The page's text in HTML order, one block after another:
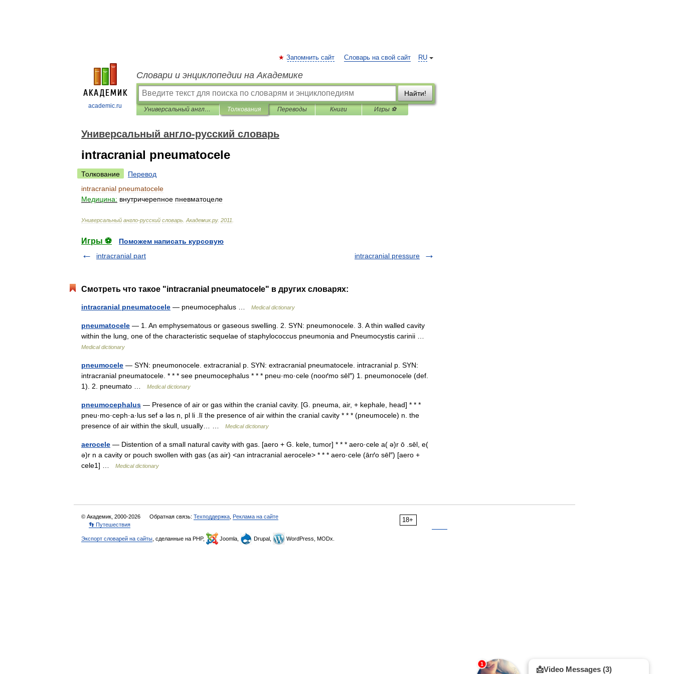
academic.ru
RU
Запомнить сайт Словарь на свой сайт
Словари и энциклопедии на Академике
Найти!
Универсальный англо-русский словарь Толкования Переводы Книги Игры ⚽
Универсальный англо-русский словарь
intracranial pneumatocele
Толкование
Перевод
intracranial pneumatocele
Медицина: внутричерепное пневматоцеле
Универсальный англо-русский словарь Академик.ру. 2011
Игры ⚽
Поможем написать курсовую
intracranial part
intracranial pressure
Смотреть что такое "intracranial pneumatocele" в других словарях:
intracranial pneumatocele — pneumocephalus … Medical dictionary
pneumatocele — 1. An emphysematous or gaseous swelling. 2. SYN: pneumonocele. 3. A thin walled cavity
within the lung, one of the characteristic sequelae of staphylococcus pneumonia and Pneumocystis carinii …
Medical dictionary
pneumocele — SYN: pneumonocele. extracranial p. SYN: extracranial pneumatocele. intracranial p. SYN:
intracranial pneumatocele. * * * see pneumocephalus * * * pneu·mo·cele (nooґmo sēl″) 1. pneumonocele (def.
1). 2. pneumato …
Medical dictionary
pneumocephalus — Presence of air or gas within the cranial cavity. [G. pneuma, air, + kephale, head] * * *
pneu·mo·ceph·a·lus sef ə ləs n, pl li .lī the presence of air within the cranial cavity * * * (pneumocele) n. the
presence of air within the skull, usually… …
Medical dictionary
aerocele — Distention of a small natural cavity with gas. [aero + G. kele, tumor] * * * aero·cele a( ə)r ō .sēl, e(
ə)r n a cavity or pouch swollen with gas (as air) <an intracranial aerocele> * * * aero·cele (ārґo sēl″) [aero +
cele1] …
Medical dictionary
18+
© Академик, 2000-2026 Обратная связь: Техподдержка Реклама на сайте
👣 Путешествия
Экспорт словарей на сайты , сделанные на PHP, Joomla, Drupal, WordPress, MODx.